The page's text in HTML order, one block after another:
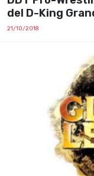
del D-King
21/10/2018